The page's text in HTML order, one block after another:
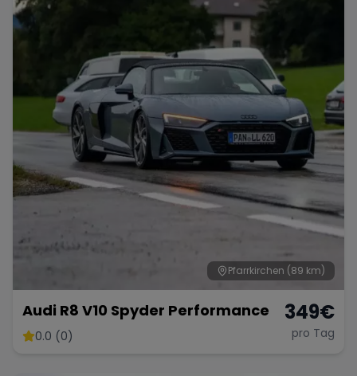
Pfarrkirchen (89 km)
Audi R8 V10 Spyder Performance
0.0 (0)
349€
pro Tag